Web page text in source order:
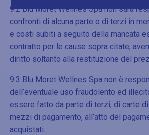
9.2 Blu Moret Wellnes Spa non sarà
confronti di alcuna parte o di terzi in
e costi subiti a seguito della mancata
contratto per le cause sopra citate,
diritto soltanto alla restituzione del
9.3 Blu Moret Wellnes Spa non è
dell’eventuale uso fraudolento ed
essere fatto da parte di terzi, di carte
mezzi di pagamento, all’atto del
acquistati.